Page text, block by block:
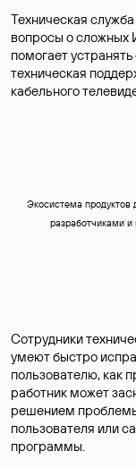
Техническая
вопросы о сложных
помогает
техническая
кабельного
Экосистема продуктов
разработчиками
Сотрудники
умеют быстро
пользователю, как
работник может
решением
пользователя или
программы.